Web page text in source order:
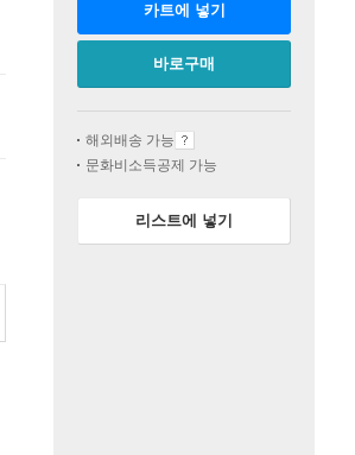
카트에 넣기
바로구매
해외배송 가능
문화비소득공제 가능
리스트에 넣기